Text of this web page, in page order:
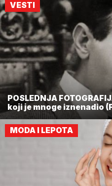
VESTI
POSLEDNJA
koji je mnoge iznenadio
MODA I LEPOTA